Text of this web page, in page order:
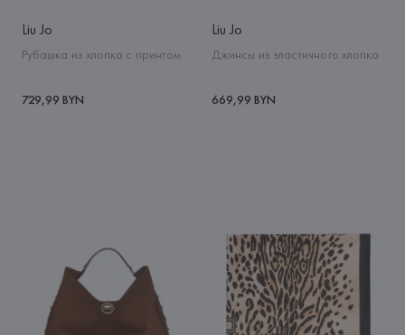
Liu Jo
Рубашка из хлопка с принтом
729,99 BYN
Liu Jo
Джинсы из эластичного хлопка
669,99 BYN